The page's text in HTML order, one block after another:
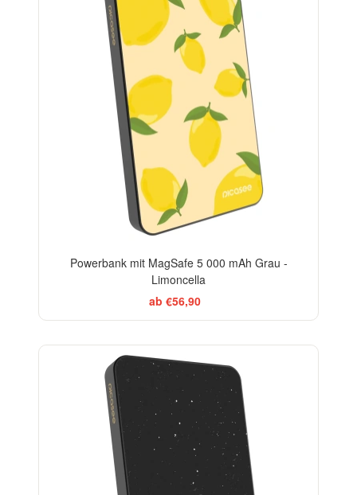
Powerbank mit MagSafe 5 000 mAh Grau -
Limoncella
ab €56,90